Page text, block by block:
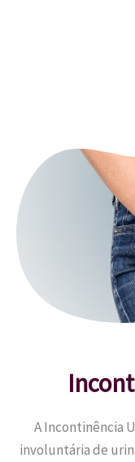
A Incontinência
involuntária de